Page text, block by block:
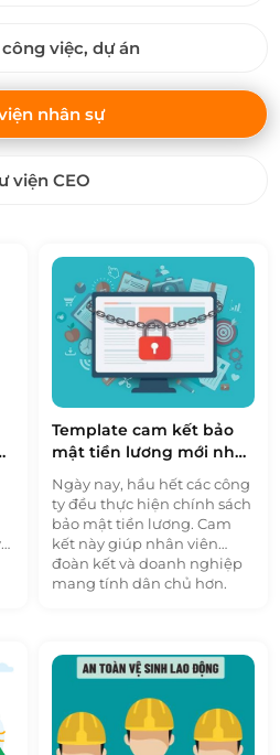
việc, dự án
nhân sự
viện CEO
Template cam kết bảo
mật tiền lương mới nhất
2022
Ngày nay, hầu hết các công
ty đều thực hiện chính sách
bảo mật tiền lương. Cam
kết này giúp nhân viên
đoàn kết và doanh nghiệp
mang tính dân chủ hơn.
viết dưới đây.